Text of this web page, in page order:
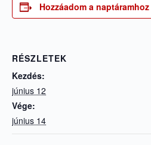
Hozzáadom a naptáramhoz
RÉSZLETEK
Kezdés:
június 12
Vége:
június 14